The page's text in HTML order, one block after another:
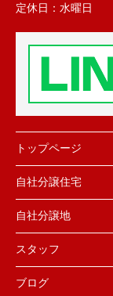
定休日： 水曜日
トップページ
自社分譲住宅
自社分譲地
スタッフ
ブログ